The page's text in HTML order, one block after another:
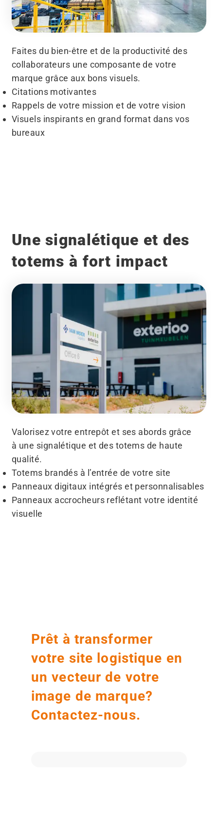
Faites du bien-être et de la productivité des
collaborateurs une composante de votre
marque grâce aux bons visuels.
Citations motivantes
Rappels de votre mission et de votre vision
Visuels inspirants en grand format dans vos
bureaux
Une signalétique et des
totems à fort impact
Valorisez votre entrepôt et ses abords grâce
à une signalétique et des totems de haute
qualité.
Totems brandés à l’entrée de votre site
Panneaux digitaux intégrés et personnalisables
Panneaux accrocheurs reflétant votre identité
visuelle
Prêt à transformer
votre site logistique en
un vecteur de votre
image de marque?
Contactez-nous.